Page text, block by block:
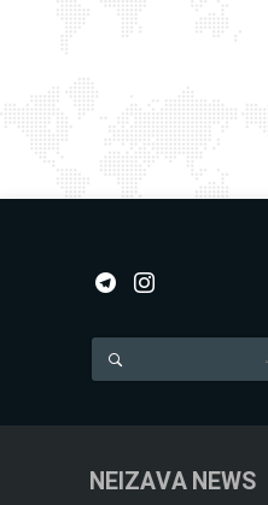
NEIZAVA NEWS